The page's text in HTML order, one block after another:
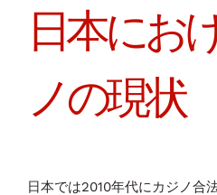
日本にお
ノの現状
日本では2010年代にカジノ合